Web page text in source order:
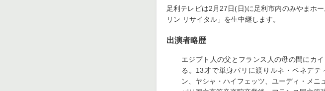
足利テレビは2月27日(日)に足利市内のみやまホ
リン リサイタル」を生中継します。
出演者略歴
エジプト人の父とフランス人の母の間にカ
る。13才で単身パリに渡りルネ・ベネデ
ン、ヤシャ・ハイフェッツ、ユーディ・メニ